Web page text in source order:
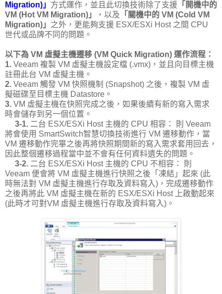
Migration)」 方式運作，並且此切換技術除了支援 「開機中的
VM (Hot VM Migration)」
，以及 「關機中的 VM (Cold VM
Migration)」 之外，更能夠支援 ESX/ESXi Host 之間 CPU
世代或品牌不同的問題。
以下為 VM 虛擬主機遷移 (VM Quick Migration) 運作流程：
1. Veeam 複製 VM 虛擬主機設定檔 (.vmx)，並且向目標主機
註冊此台 VM 虛擬主機。
2. Veeam 觸發 VM 快照機制 (Snapshot) 之後，複製 VM 虛
擬磁碟至目標主機 Datastore。
3. VM 虛擬主機在快照完成之後，如果後續有新的寫入需求
時會儲存到另一個位置。
3-1. 二台 ESX/ESXi Host 主機的 CPU 相容： 則 Veeam
將會使用 SmartSwitch智慧切換技術進行 VM 遷移動作，當
VM 遷移動作完畢之後再將快照期間新的寫入需求套用回去，
因此整個遷移過程當中並不會有任何資料遺失的問題。
3-2. 二台 ESX/ESXi Host 主機的 CPU 不相容： 則
Veeam 便會將 VM 虛擬主機進行快照之後「凍結」起來 (此
時無法對 VM 虛擬主機進行存取及資料寫入)，完成遷移動作
之後再將此 VM 虛擬主機在新的 ESX/ESXi Host 上啟動起來
(此時才可對VM 虛擬主機進行存取及資料寫入)。